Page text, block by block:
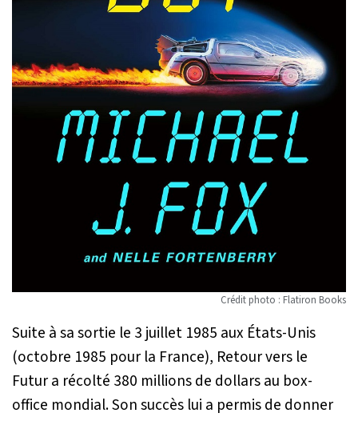
Crédit photo : Flatiron Books
Suite à sa sortie le 3 juillet 1985 aux États-Unis
(octobre 1985 pour la France), Retour vers le
Futura récolté 380 millions de dollars au box-
office mondial. Son succès lui a permis de donner